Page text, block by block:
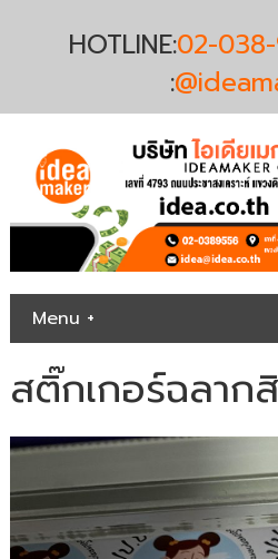
HOTLINE:02-
:
Menu +
สติ๊กเกอร์ฉลาก